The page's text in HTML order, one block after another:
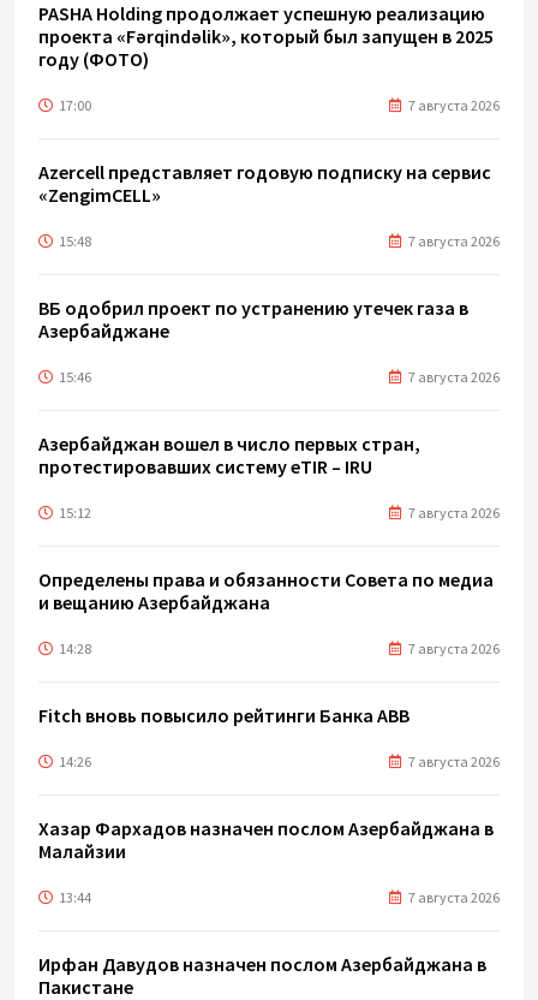
PASHA Holding продолжает успешную реализацию
проекта «Fərqindəlik», который был запущен в 2025
году (ФОТО)
17:00 7 августа 2026
Azercell представляет годовую подписку на сервис
«ZengimCELL»
15:48 7 августа 2026
ВБ одобрил проект по устранению утечек газа в
Азербайджане
15:46 7 августа 2026
Азербайджан вошел в число первых стран,
протестировавших систему eTIR – IRU
15:12 7 августа 2026
Определены права и обязанности Совета по медиа
и вещанию Азербайджана
14:28 7 августа 2026
Fitch вновь повысило рейтинги Банка ABB
14:26 7 августа 2026
Хазар Фархадов назначен послом Азербайджана в
Малайзии
13:44 7 августа 2026
Ирфан Давудов назначен послом Азербайджана в
Пакистане